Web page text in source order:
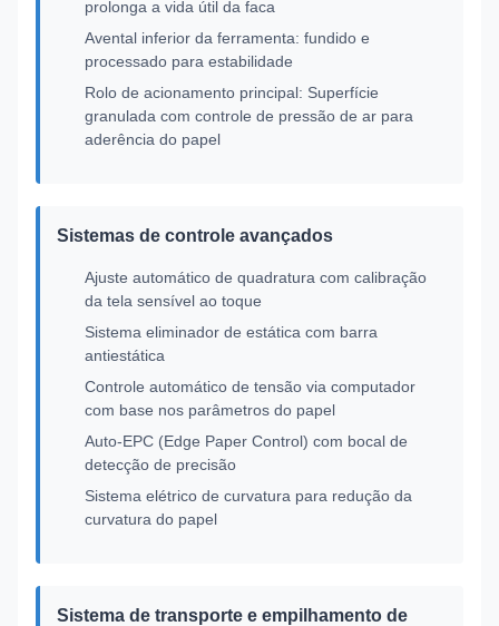
prolonga a vida útil da faca
Avental inferior da ferramenta: fundido e
processado para estabilidade
Rolo de acionamento principal: Superfície
granulada com controle de pressão de ar para
aderência do papel
Sistemas de controle avançados
Ajuste automático de quadratura com calibração
da tela sensível ao toque
Sistema eliminador de estática com barra
antiestática
Controle automático de tensão via computador
com base nos parâmetros do papel
Auto-EPC (Edge Paper Control) com bocal de
detecção de precisão
Sistema elétrico de curvatura para redução da
curvatura do papel
Sistema de transporte e empilhamento de